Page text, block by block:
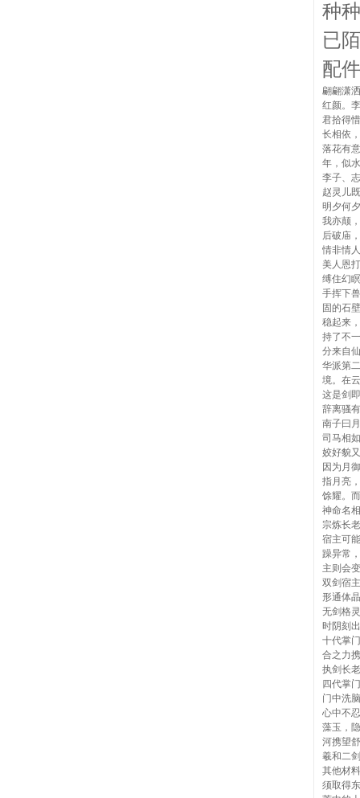
种
已
配
翩翩潇
红颜。
君拾得
长相依
落花有
年，似
李子、
赵灵儿
明夕何
我亦颠
后破庙
情非情
美人恩
缚住幻
手挥下
固的石
稳起来
持了不
分来自
华派第
境。在
这是剑
辞离骚
南子曰
司马相
姣好貌
因为月
指月亮
馀耀。
神命名
宗炼长
宿主可
躁异常
主则会
双剑宿
形通体
无剑格
时阴刻
十代掌
合之力
执剑长
四代掌
门中洗
心中不
藻玉，
河携望
羲和二
其他材
须取得